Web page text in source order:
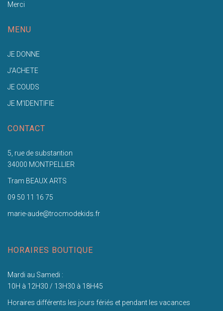
Merci
MENU
JE DONNE
J'ACHETE
JE COUDS
JE M'IDENTIFIE
CONTACT
5, rue de substantion
34000 MONTPELLIER
Tram BEAUX ARTS
09 50 11 16 75
marie-aude@trocmodekids.fr
HORAIRES BOUTIQUE
Mardi au Samedi :
10H à 12H30 / 13H30 à 18H45
Horaires différents les jours fériés et pendant les vacances